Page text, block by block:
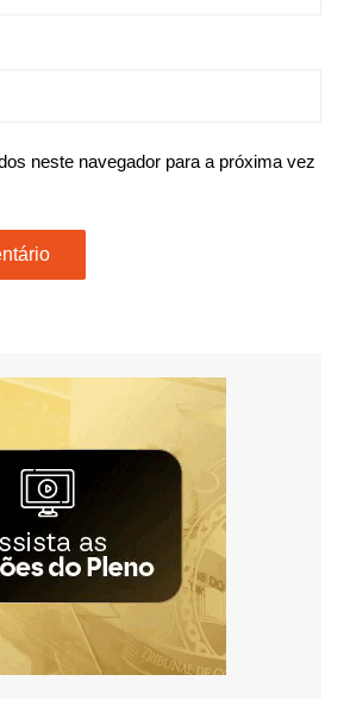
neste navegador para a próxima vez